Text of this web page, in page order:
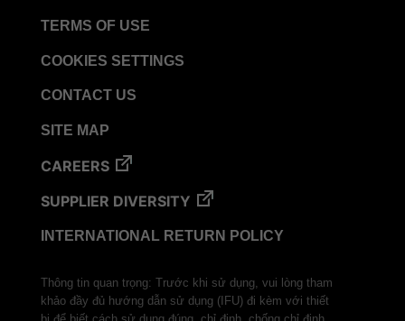
TERMS OF USE
COOKIES SETTINGS
CONTACT US
SITE MAP
CAREERS
SUPPLIER DIVERSITY
INTERNATIONAL RETURN POLICY
Thông tin quan trọng: Trước khi sử dụng, vui lòng tham
khảo đầy đủ hướng dẫn sử dụng (IFU) đi kèm với thiết